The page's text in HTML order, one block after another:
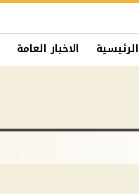
الرئيسية الاخبار العامة